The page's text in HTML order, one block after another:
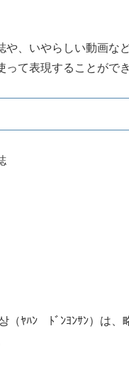
や、いやらしい動画な
って表現することがで
（ﾔﾊﾝ ﾄﾞﾝﾖﾝｻﾝ）は、